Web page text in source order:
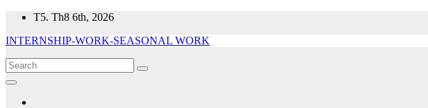
Skip
content
T5. Th8 6th, 2026
INTERNSHIP-WORK-SEASONAL WORK